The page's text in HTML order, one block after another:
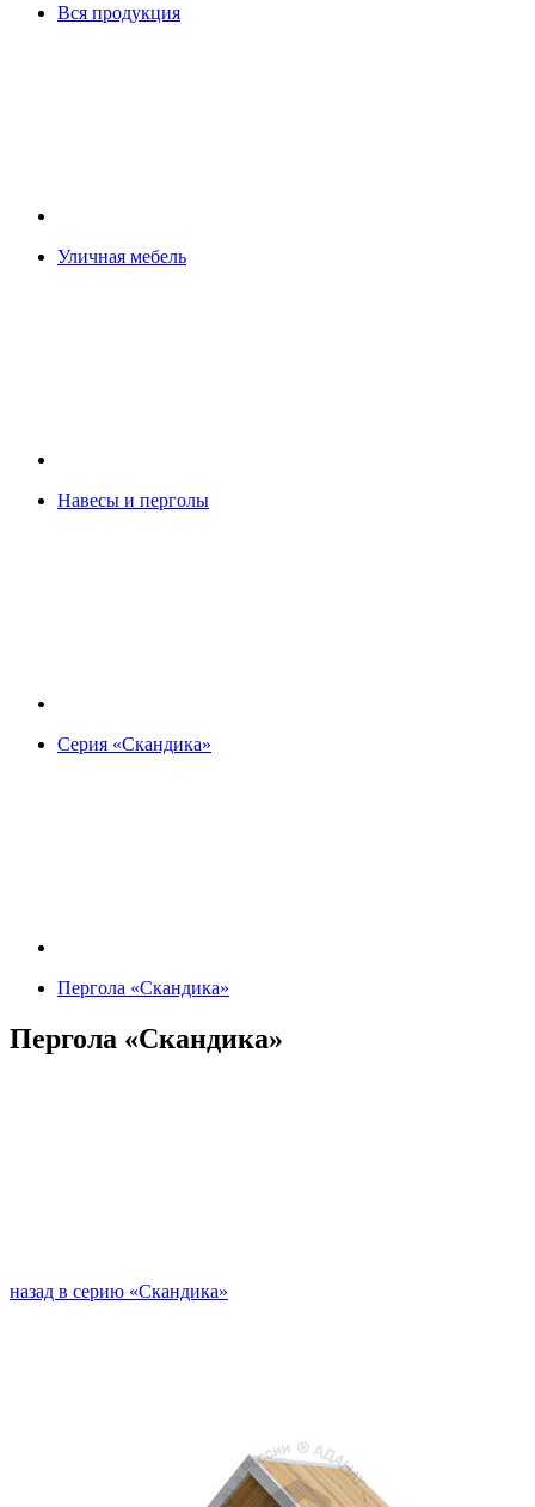
Вся продукция
Уличная мебель
Навесы и перголы
Серия «Скандика»
Пергола «Скандика»
Пергола «Скандика»
назад в серию «Скандика»